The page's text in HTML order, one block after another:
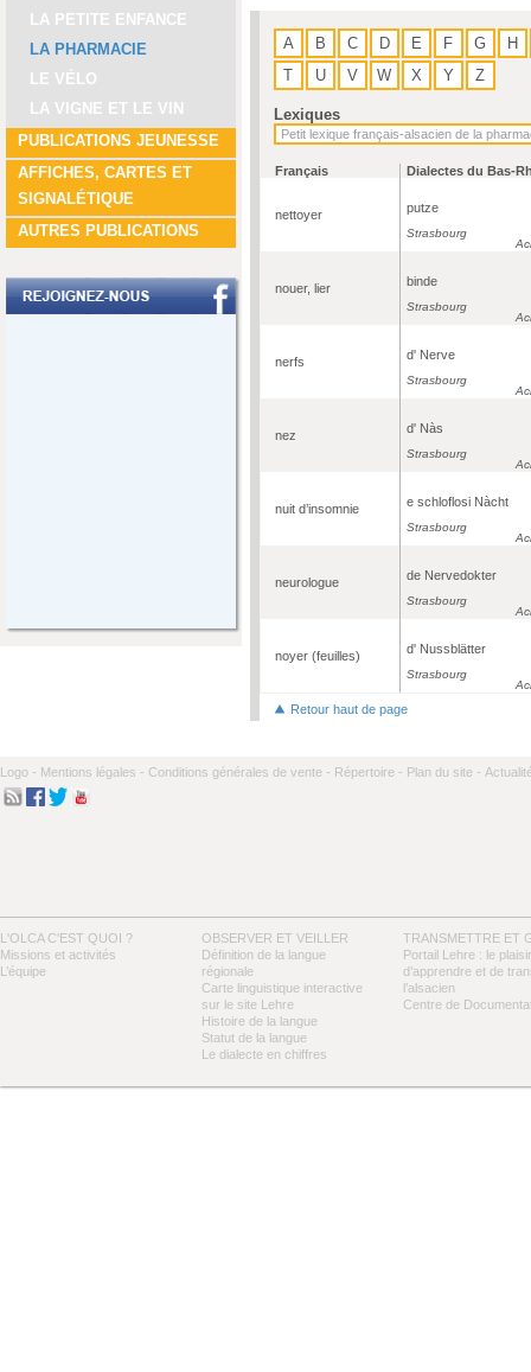
LA PETITE ENFANCE
LA PHARMACIE
LE VÉLO
LA VIGNE ET LE VIN
PUBLICATIONS JEUNESSE
AFFICHES, CARTES ET
SIGNALÉTIQUE
AUTRES PUBLICATIONS
A B C D E F G
H
T
U V W X Y Z
Lexiques
Français Dialectes du Bas-
nettoyer putze
Strasbourg
nouer, lier binde
Strasbourg
nerfs d' Nerve
Strasbourg
nez d' Nàs
Strasbourg
nuit d’insomnie e schloflosi Nàcht
Strasbourg
neurologue de Nervedokter
Strasbourg
noyer (feuilles) d' Nussblätter
Strasbourg
Retour haut de page
Logo - Mentions légales - Conditions générales de vente - Répertoire - Plan du site -
L'OLCA C'EST QUOI ?
Missions et activités
L’équipe
OBSERVER ET VEILLER
Définition de la langue
régionale
Carte linguistique interactive
sur le site Lehre
Histoire de la langue
Statut de la langue
Le dialecte en chiffres
TRANSMETTRE ET
Portail Lehre : le plaisir
d’apprendre et de
l’alsacien
Centre de